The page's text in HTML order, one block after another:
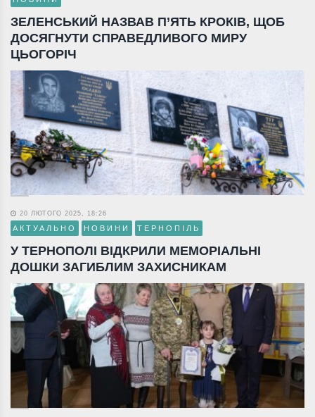
ЗЕЛЕНСЬКИЙ НАЗВАВ П’ЯТЬ КРОКІВ, ЩОБ
ДОСЯГНУТИ СПРАВЕДЛИВОГО МИРУ
ЦЬОГОРІЧ
20 ЛЮТОГО 2025, 18:26
АКТУАЛЬНО НОВИНИ ТЕРНОПІЛЬ
У ТЕРНОПОЛІ ВІДКРИЛИ МЕМОРІАЛЬНІ
ДОШКИ ЗАГИБЛИМ ЗАХИСНИКАМ